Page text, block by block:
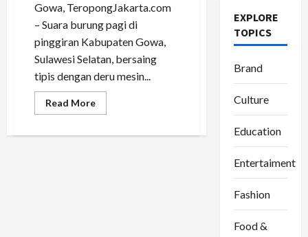
Gowa, TeropongJakarta.com
– Suara burung pagi di
pinggiran Kabupaten Gowa,
Sulawesi Selatan, bersaing
tipis dengan deru mesin...
Read MoreRead
more
Zona
EXPLORE
TOPICS
Brand
Culture
Education
Entertaiment
Fashion
Food &